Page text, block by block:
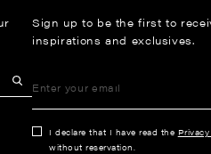
Sign up to be the first to
inspirations and exclusives.
I declare that I have read the
without reservation.